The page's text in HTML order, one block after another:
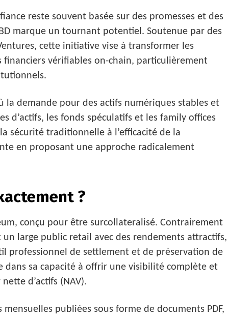
reste souvent basée sur des promesses et des
marque un tournant potentiel. Soutenue par des
cette initiative vise à transformer les
vérifiables on-chain, particulièrement
la demande pour des actifs numériques stables et
d’actifs, les fonds spéculatifs et les family offices
sécurité traditionnelle à l’efficacité de la
en proposant une approche radicalement
?
conçu pour être surcollateralisé. Contrairement
large public retail avec des rendements attractifs,
professionnel de settlement et de préservation de
dans sa capacité à offrir une visibilité complète et
d’actifs (NAV).
publiées sous forme de documents PDF,